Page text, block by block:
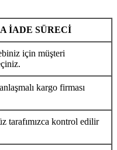
İADE SÜRECİ
için müşteri
kargo firması
tarafımızca kontrol edilir